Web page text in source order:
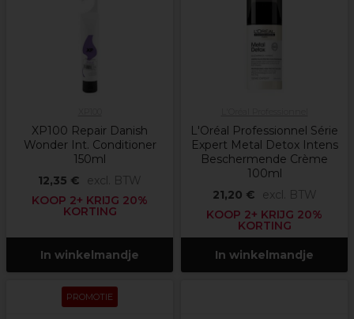
XP100 Repair Danish
Wonder Int. Conditioner
150ml
12,35 €
excl. BTW
KOOP 2+ KRIJG 20%
KORTING
In winkelmandje
L'Oréal Professionnel Série
Expert Metal Detox Intens
Beschermende Crème
100ml
21,20 €
excl. BTW
KOOP 2+ KRIJG 20%
KORTING
In winkelmandje
PROMOTIE